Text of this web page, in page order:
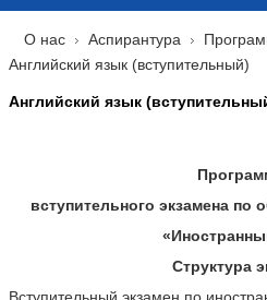
О нас Аспирантура
Английский язык (вступительный)
Английский язык
вступительного экзамена по
Структура